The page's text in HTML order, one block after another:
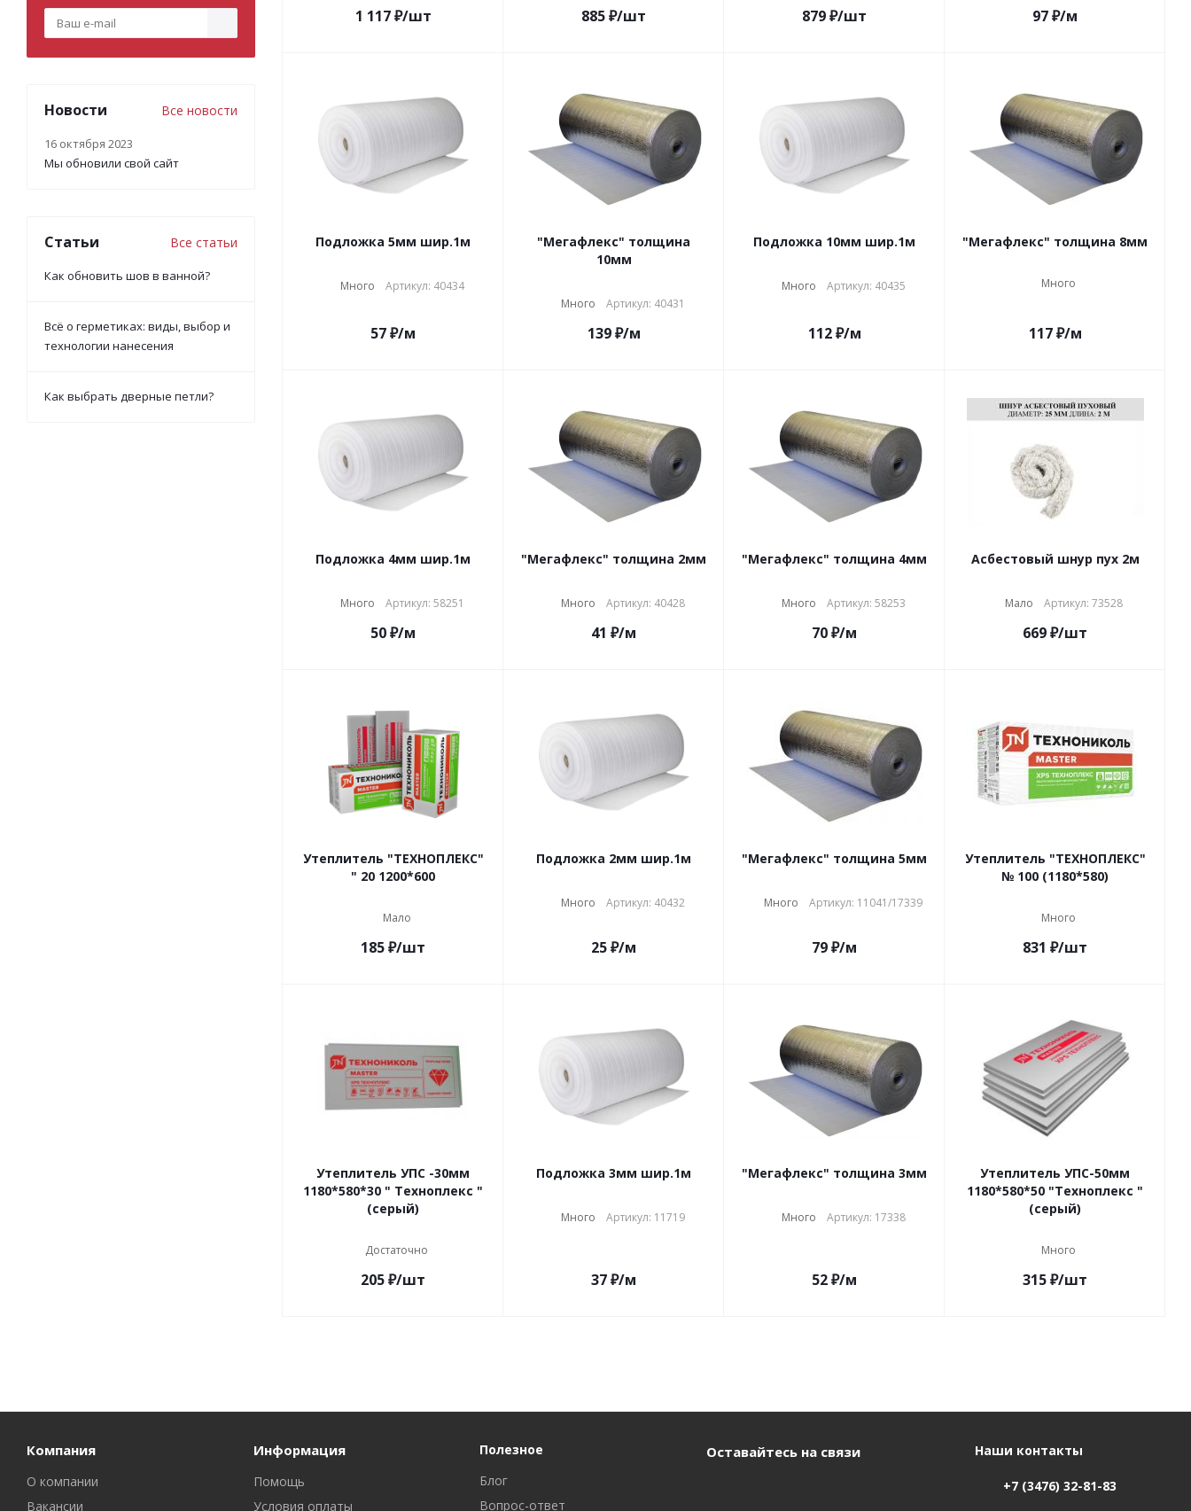
1 117₽/шт 885₽/шт 879₽/шт 97₽/м
Подложка 5мм шир.1м
Много Артикул: 40434
57₽/м
"Мегафлекс" толщина
10мм
Много Артикул: 40431
139₽/м
Подложка 10мм шир.1м
Много Артикул: 40435
112₽/м
"Мегафлекс" толщина 8мм
Много
117₽/м
Подложка 4мм шир.1м
Много Артикул: 58251
50₽/м
"Мегафлекс" толщина 2мм
Много Артикул: 40428
41 ₽/м
"Мегафлекс" толщина 4мм
Много Артикул: 58253
70₽/м
Асбестовый шнур пух 2м
Мало Артикул: 73528
669₽/шт
Утеплитель "ТЕХНОПЛЕКС"
" 20 1200*600
Мало
185₽/шт
Подложка 2мм шир.1м
Много Артикул: 40432
25₽/м
"Мегафлекс" толщина 5мм
Много Артикул: 11041/17339
79₽/м
Утеплитель "ТЕХНОПЛЕКС"
№ 100 (1180*580)
Много
831 ₽/шт
Утеплитель УПС -30мм
1180*580*30 " Техноплекс "
(серый)
Достаточно
205₽/шт
Подложка 3мм шир.1м
Много Артикул: 11719
37₽/м
"Мегафлекс" толщина 3мм
Много Артикул: 17338
52₽/м
Утеплитель УПС-50мм
1180*580*50 "Техноплекс "
(серый)
Много
315₽/шт
Новости Все новости
16 октября 2023
Мы обновили свой сайт
Статьи Все статьи
Как обновить шов в ванной?
Всё о герметиках: виды, выбор и
технологии нанесения
Как выбрать дверные петли?
Компания
О компании
Вакансии
Информация
Помощь
Условия оплаты
Полезное
Блог
Вопрос-ответ
Оставайтесь на связи Наши контакты
+7 (3476) 32-81-83